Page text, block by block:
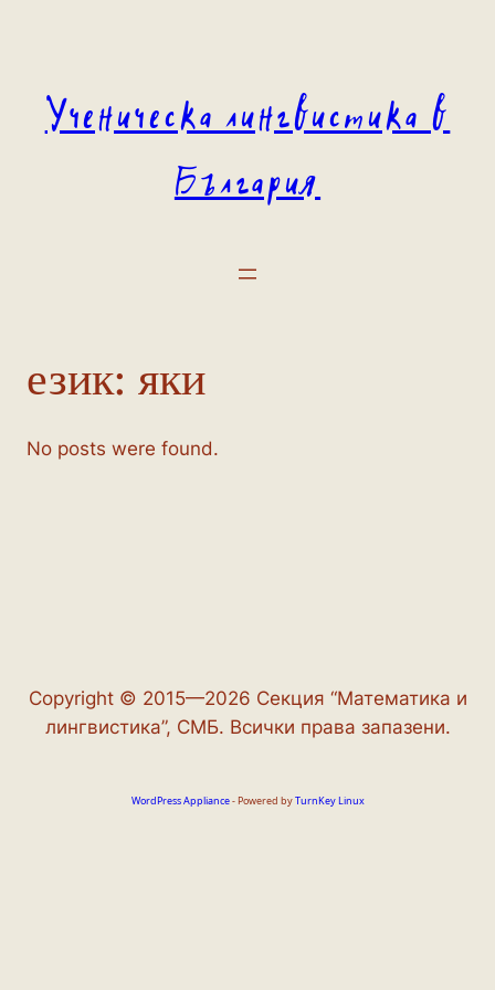
Ученическа лингвистика в
България
език: яки
No posts were found.
Copyright © 2015—2026 Секция “Математика и
лингвистика”, СМБ. Всички права запазени.
WordPress Appliance- Powered byTurnKey Linux